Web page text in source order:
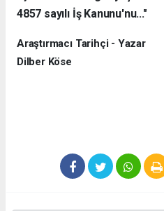
4857 sayılı İş Kanunu'nu..."
Araştırmacı Tarihçi - Yazar
Dilber Köse